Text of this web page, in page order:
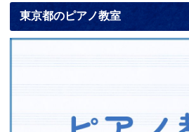
東京都のピアノ教室